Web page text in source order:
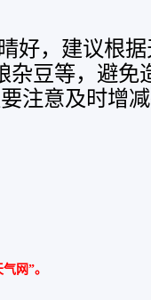
好，建议根
杂豆等，避免
注意及时增
网”。